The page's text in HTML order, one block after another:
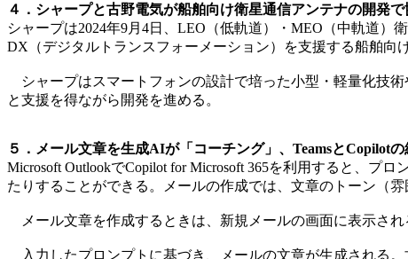
４．シャープと古野電気が船舶向け衛星通信アンテナの開発
シャープは2024年9月4日、LEO（低軌道）・MEO（中軌道
DX（デジタルトランスフォーメーション）を支援する船舶向
シャープはスマートフォンの設計で培った小型・軽量化技
と支援を得ながら開発を進める。
５．メール文章を生成AIが「コーチング」、TeamsとCopilot
Microsoft OutlookでCopilot for Microsoft 365を利用すると、プ
たりすることができる。メールの作成では、文章のトーン（
メール文章を作成するときは、新規メールの画面に表示され
入力したプロンプトに基づき、メールの文章が生成される